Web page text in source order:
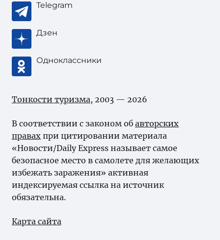
Telegram
Дзен
Одноклассники
Тонкости туризма, 2003 — 2026
В соответствии с законом об авторских
правах при цитировании материала
«Новости/Daily Express называет самое
безопасное место в самолете для желающих
избежать заражения» активная
индексируемая ссылка на источник
обязательна.
Карта сайта